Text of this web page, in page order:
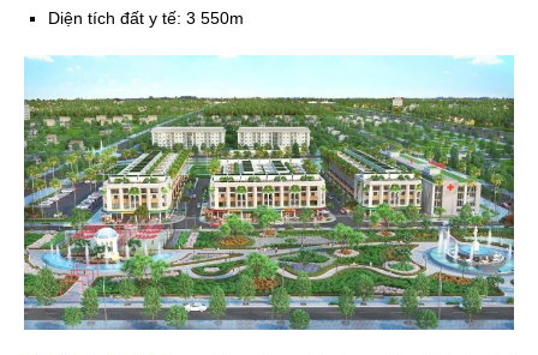
Diện tích đất y tế: 3 550m